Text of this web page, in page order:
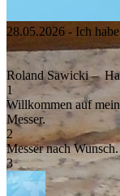
28.05.2026 - Ich
Roland Sawicki –
1
Willkommen auf
Messer.
2
Messer nach
3